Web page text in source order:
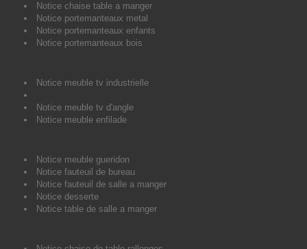
Notice chaise table a manger
Notice portemanteaux metal
Notice portemanteaux enfants
Notice portemanteaux bois
Notice meuble tv industrielle
Notice meuble tv d'angle
Notice meuble enfilade
Notice meuble gueridon
Notice fauteuil de bureau
Notice fauteuil de salle a manger
Notice desserte
Notice table de salle a manger